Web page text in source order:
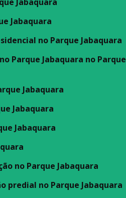
Jabaquara
no Parque Jabaquara
Parque Jabaquara no Parque
Jabaquara
Jabaquara
Jabaquara
no Parque Jabaquara
predial no Parque Jabaquara